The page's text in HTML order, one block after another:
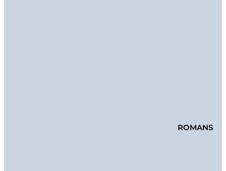
ROMANS